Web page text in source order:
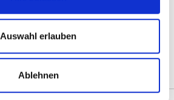
Auswahl erlauben
Ablehnen